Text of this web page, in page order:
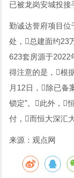
已被龙岗安城投接
勤诚达誉府项目位
处，总建面约23
623套房源于2022
得注意的是，根
月12日，除已备
锁定”。此外，
付，而恒大深汇
来源：观点网